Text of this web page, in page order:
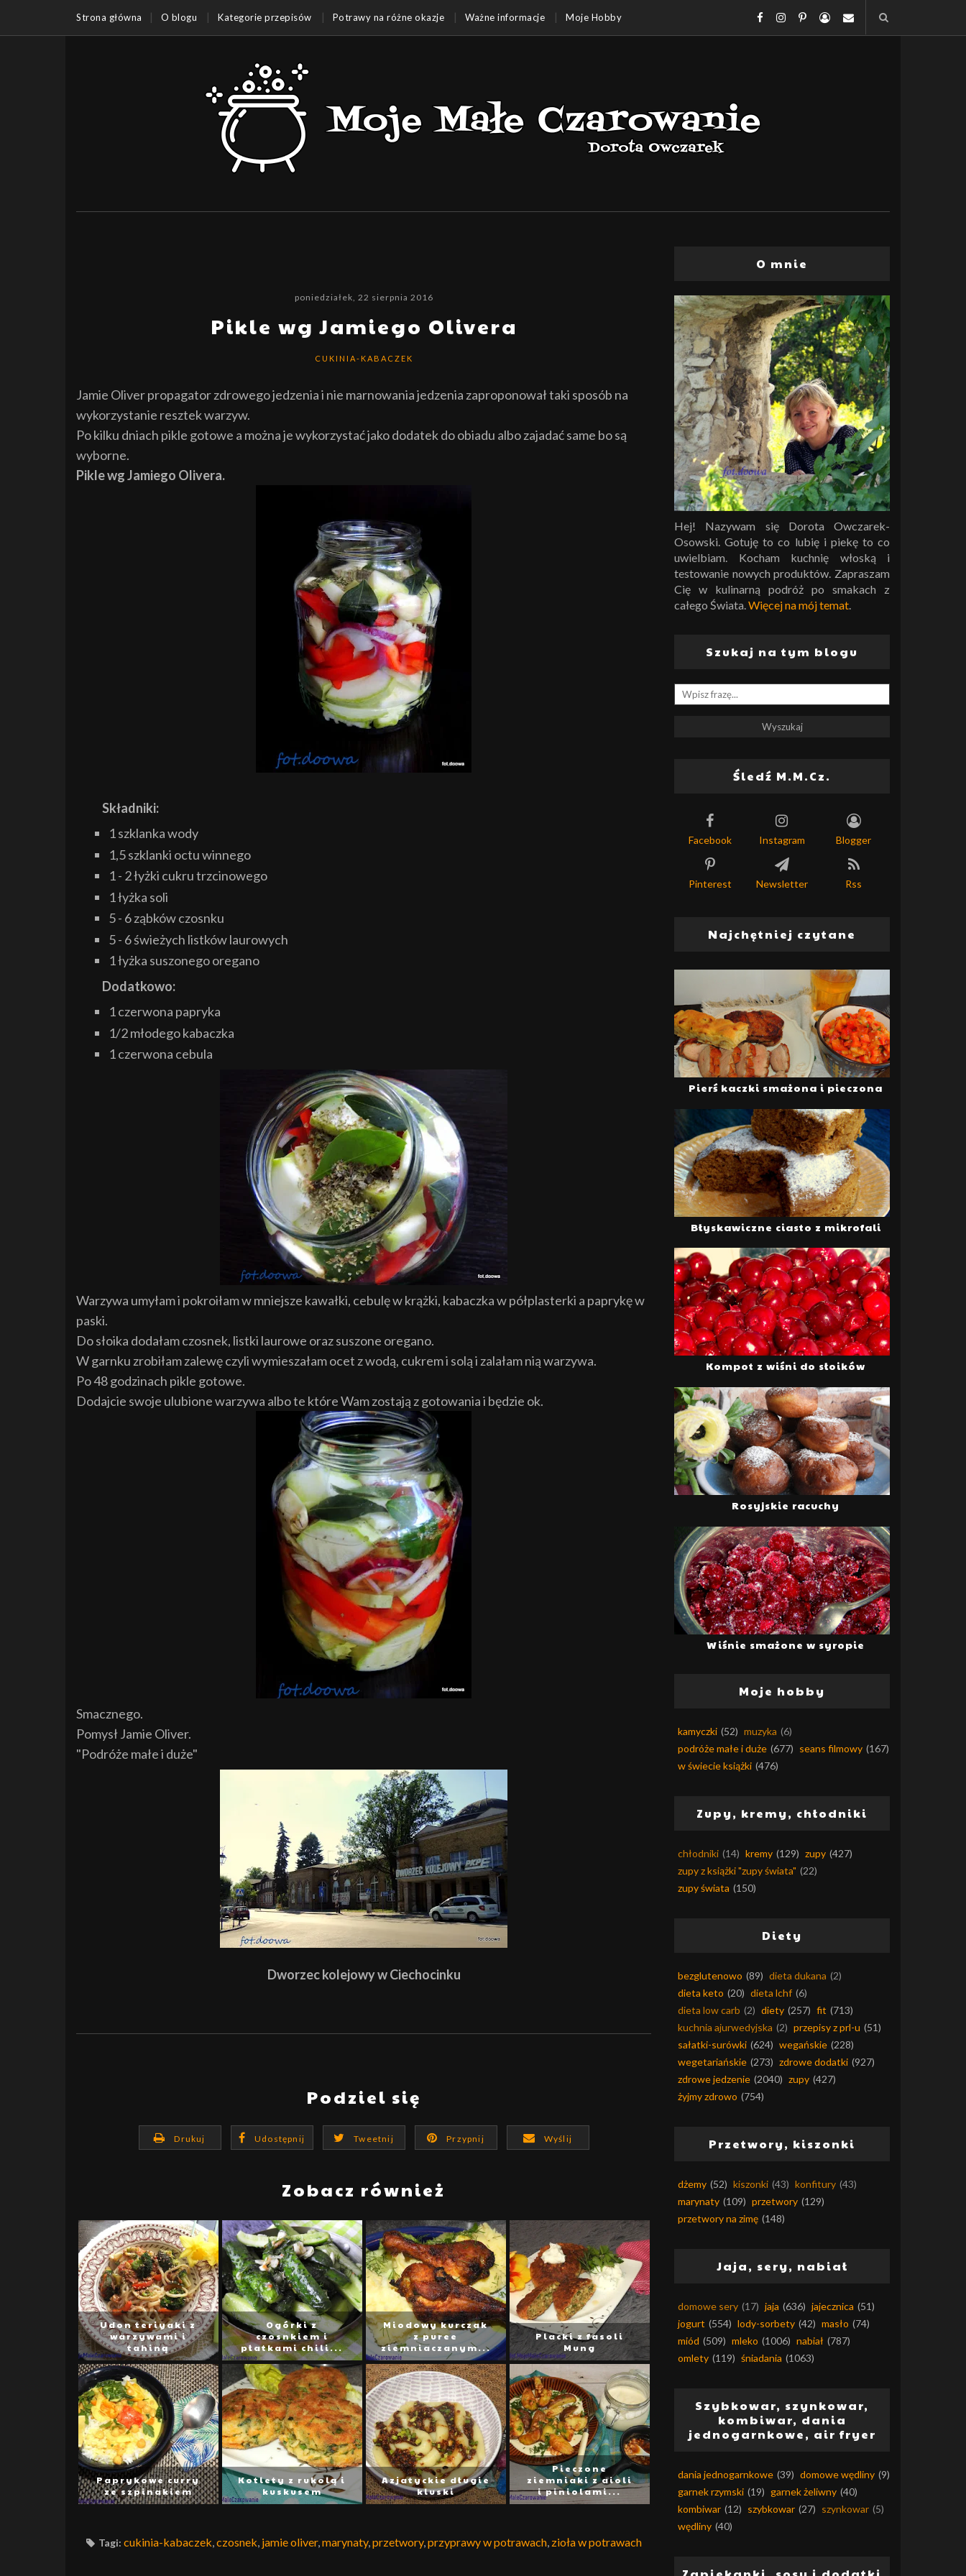
Strona główna O blogu Kategorie przepisów Potrawy na różne okazje Ważne informacje Moje Hobby
poniedziałek, 22 sierpnia 2016
Pikle wg Jamiego Olivera
CUKINIA-KABACZEK
Jamie Oliver propagator zdrowego jedzenia i nie marnowania jedzenia zaproponował taki sposób na
wykorzystanie resztek warzyw.
Po kilku dniach pikle gotowe a można je wykorzystać jako dodatek do obiadu albo zajadać same bo są
wyborne.
Pikle wg Jamiego Olivera.
Składniki:
1 szklanka wody
1,5 szklanki octu winnego
1 - 2 łyżki cukru trzcinowego
1 łyżka soli
5 - 6 ząbków czosnku
5 - 6 świeżych listków laurowych
1 łyżka suszonego oregano
Dodatkowo:
1 czerwona papryka
1/2 młodego kabaczka
1 czerwona cebula
Warzywa umyłam i pokroiłam w mniejsze kawałki, cebulę w krążki, kabaczka w półplasterki a paprykę w
paski.
Do słoika dodałam czosnek, listki laurowe oraz suszone oregano.
W garnku zrobiłam zalewę czyli wymieszałam ocet z wodą, cukrem i solą i zalałam nią warzywa.
Po 48 godzinach pikle gotowe.
Dodajcie swoje ulubione warzywa albo te które Wam zostają z gotowania i będzie ok.
Smacznego.
Pomysł Jamie Oliver.
"Podróże małe i duże"
Dworzec kolejowy w Ciechocinku
Podziel się
Drukuj Udostępnij Tweetnij Przypnij Wyślij
Zobacz również
Udon teriyaki z
warzywami i
tahiną
Ogórki z
czosnkiem i
płatkami chili...
Miodowy kurczak
z puree
ziemniaczanym...
Placki z fasoli
Mung
Paprykowe curry
ze szpinakiem
Kotlety z rukolą i
kuskusem
Azjatyckie długie
kluski
Pieczone
ziemniaki z aioli
i piniolami...
Tagi: cukinia-kabaczek,czosnek, jamie oliver,marynaty,przetwory,przyprawy w potrawach, zioła w potrawach
O mnie
Hej! Nazywam się Dorota Owczarek-
Osowski. Gotuję to co lubię i piekę to co
uwielbiam. Kocham kuchnię włoską i
testowanie nowych produktów. Zapraszam
Cię w kulinarną podróż po smakach z
całego Świata.Więcej na mój temat.
Szukaj na tym blogu
Śledź M.M.Cz.
Facebook Instagram Blogger
Pinterest Newsletter Rss
Najchętniej czytane
Pierś kaczki smażona i pieczona
Błyskawiczne ciasto z mikrofali
Kompot z wiśni do słoików
Rosyjskie racuchy
Wiśnie smażone w syropie
Moje hobby
kamyczki (52) muzyka (6)
podróże małe i duże (677) seans filmowy (167)
w świecie książki (476)
Zupy, kremy, chłodniki
chłodniki (14) kremy (129) zupy (427)
zupy z książki "zupy świata" (22)
zupy świata (150)
Diety
bezglutenowo (89) dieta dukana (2)
dieta keto (20) dieta lchf (6)
dieta low carb (2) diety (257) fit (713)
kuchnia ajurwedyjska (2) przepisy z prl-u (51)
sałatki-surówki (624) wegańskie (228)
wegetariańskie (273) zdrowe dodatki (927)
zdrowe jedzenie (2040) zupy (427)
żyjmy zdrowo (754)
Przetwory, kiszonki
dżemy (52) kiszonki (43) konfitury (43)
marynaty (109) przetwory (129)
przetwory na zimę (148)
Jaja, sery, nabiał
domowe sery (17) jaja (636) jajecznica (51)
jogurt (554) lody-sorbety (42) masło (74)
miód (509) mleko (1006) nabiał (787)
omlety (119) śniadania (1063)
Szybkowar, szynkowar,
kombiwar, dania
jednogarnkowe, air fryer
dania jednogarnkowe (39) domowe wędliny (9)
garnek rzymski (19) garnek żeliwny (40)
kombiwar (12) szybkowar (27) szynkowar (5)
wędliny (40)